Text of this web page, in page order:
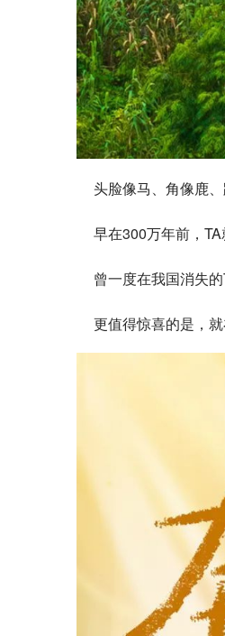
头脸像马、角像鹿
早在300万年前，TA
曾一度在我国消失
更值得惊喜的是，